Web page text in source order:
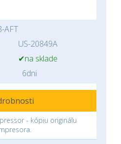
AFT
US-20849A
✔na sklade
6dni
- kópiu originálu